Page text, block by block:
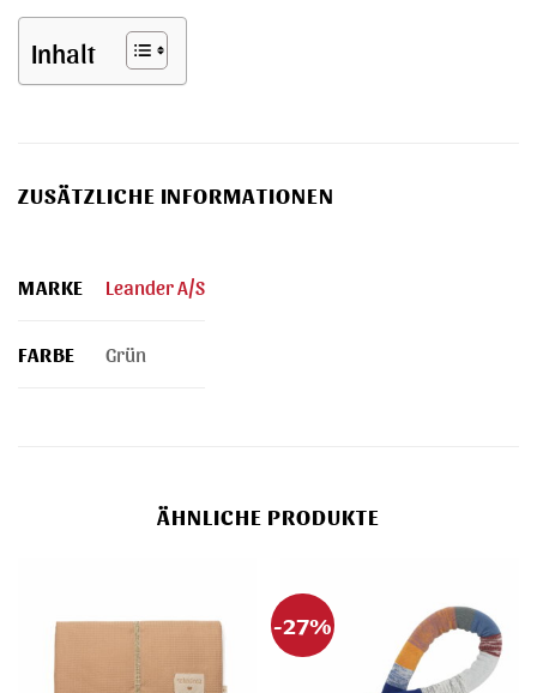
Inhalt
ZUSÄTZLICHE INFORMATIONEN
MARKE Leander A/S
FARBE Grün
ÄHNLICHE PRODUKTE
-27%